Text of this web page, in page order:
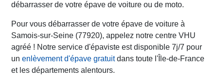
débarrasser de votre épave de voiture ou de moto.
Pour vous débarrasser de votre épave de voiture à
Samois-sur-Seine (77920), appelez notre centre VHU
agréé ! Notre service d'épaviste est disponible 7j/7 pour
un enlèvement d'épave gratuitdans toute l'Île-de-France
et les départements alentours.